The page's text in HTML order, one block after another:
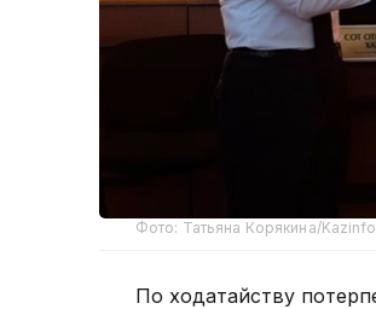
Фото: Татьяна Корякина/
По ходатайству